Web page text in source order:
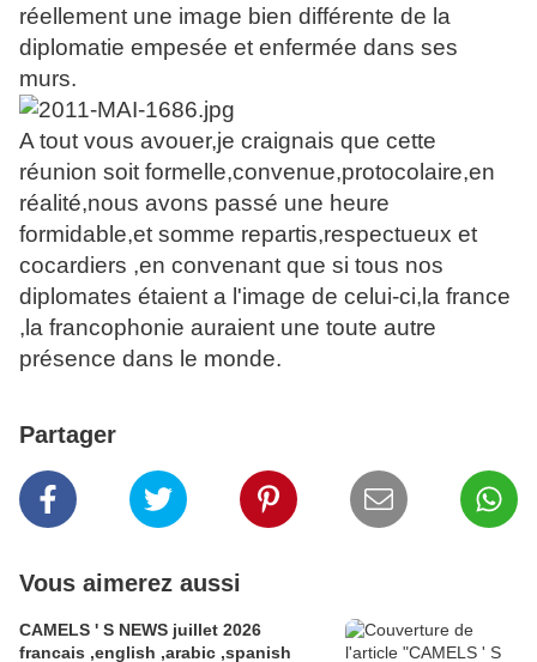
réellement une image bien différente de la
diplomatie empesée et enfermée dans ses
murs.
A tout vous avouer,je craignais que cette
réunion soit formelle,convenue,protocolaire,en
réalité,nous avons passé une heure
formidable,et somme repartis,respectueux et
cocardiers ,en convenant que si tous nos
diplomates étaient a l'image de celui-ci,la france
,la francophonie auraient une toute autre
présence dans le monde.
Partager
Vous aimerez aussi
CAMELS ' S NEWS juillet 2026
francais ,english ,arabic ,spanish